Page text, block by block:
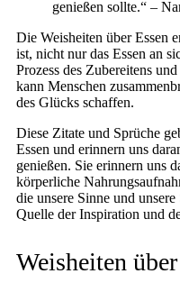
genießen sollte.“ –
Die Weisheiten über Essen
ist, nicht nur das Essen an
Prozess des Zubereitens
kann Menschen
des Glücks schaffen.
Diese Zitate und Sprüche
Essen und erinnern uns
genießen. Sie erinnern uns
körperliche
die unsere Sinne und
Quelle der Inspiration und
Weisheiten